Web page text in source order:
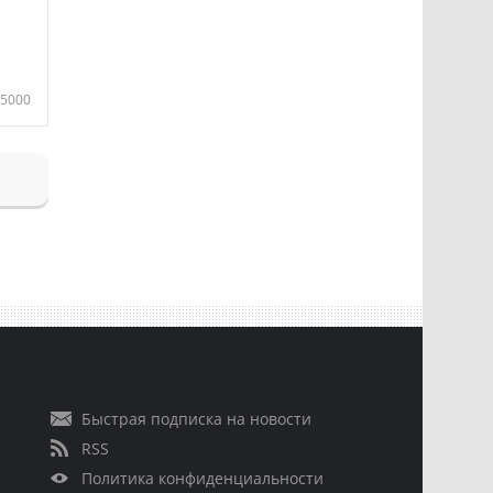
5000
Быстрая подписка на новости
RSS
Политика конфиденциальности